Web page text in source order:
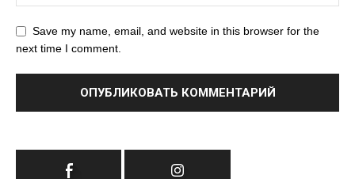
Save my name, email, and website in this browser for the
next time I comment.